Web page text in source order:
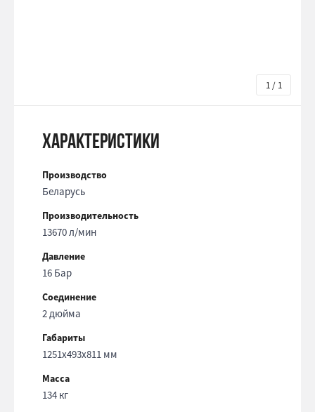
1 / 1
Характеристики
Производство
Беларусь
Производительность
13670 л/мин
Давление
16 Бар
Соединение
2 дюйма
Габариты
1251x493x811 мм
Масса
134 кг